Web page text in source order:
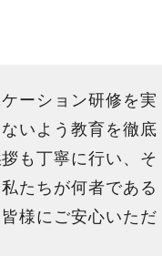
ーション研修を実
いよう教育を徹底
も丁寧に行い、そ
たちが何者である
様にご安心いただ